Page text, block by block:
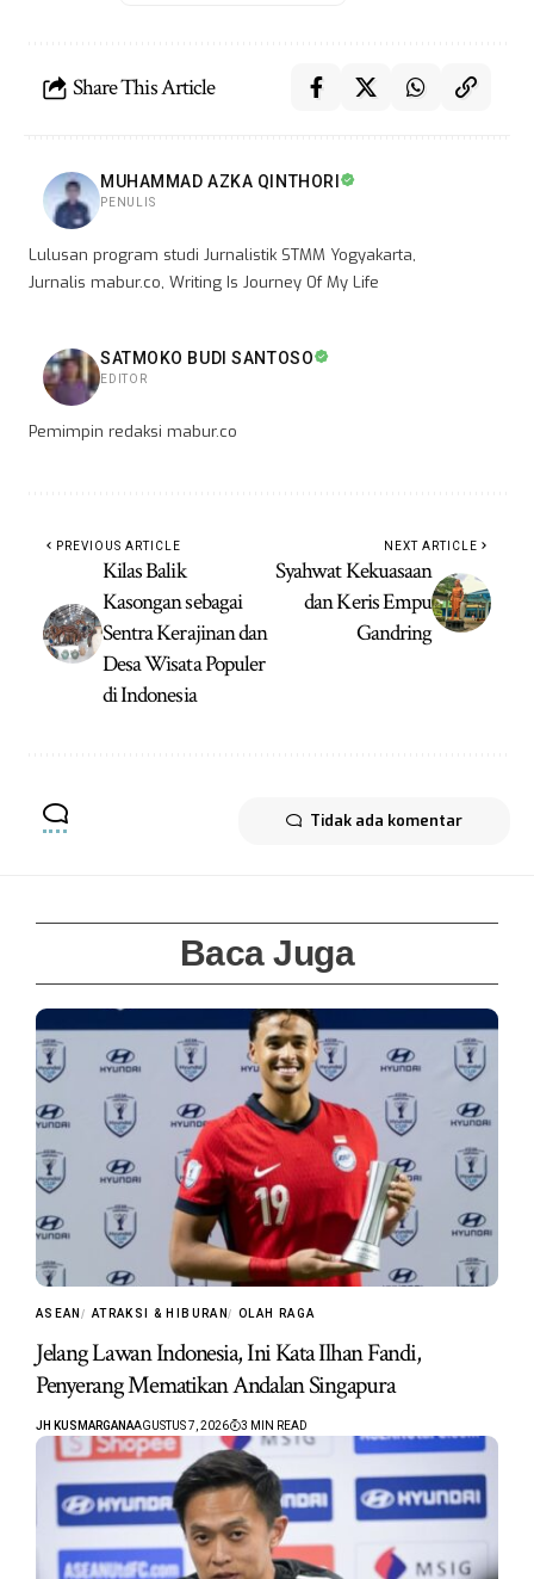
Share This Article
MUHAMMAD AZKA QINTHORI
PENULIS
Lulusan program studi Jurnalistik STMM Yogyakarta,
Jurnalis mabur.co, Writing Is Journey Of My Life
SATMOKO BUDI SANTOSO
EDITOR
Pemimpin redaksi mabur.co
PREVIOUS ARTICLE
Kilas Balik
Kasongan sebagai
Sentra Kerajinan dan
Desa Wisata Populer
di Indonesia
NEXT ARTICLE
Syahwat Kekuasaan
dan Keris Empu
Gandring
Tidak ada komentar
Baca Juga
ASEAN ATRAKSI & HIBURAN OLAH RAGA
Jelang Lawan Indonesia, Ini Kata Ilhan Fandi,
Penyerang Mematikan Andalan Singapura
JH KUSMARGANAAGUSTUS 7, 2026 3 MIN READ